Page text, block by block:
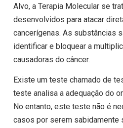
Alvo, a Terapia Molecular se
desenvolvidos para atacar
cancerígenas. As substâncias
identificar e bloquear a
causadoras do câncer.
Existe um teste chamado de
teste analisa a adequação do
No entanto, este teste não é
casos por serem sabidamente